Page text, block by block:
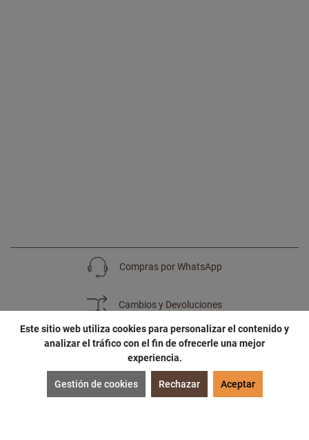
Compras por WhatsApp
Cambios y Devoluciones
SUSCRÍBETE
¡Accede acupones,ofertasynoticiasexclusivas!
Este sitio web utiliza cookies para personalizar el contenido y
analizar el tráfico con el fin de ofrecerle una mejor
experiencia.
Gestión de cookies Rechazar Aceptar